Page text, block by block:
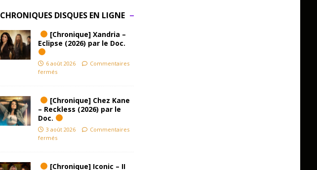
CHRONIQUES DISQUES EN LIGNE
[Chronique] Xandria –
Eclipse (2026) par le Doc.
6 août 2026
Commentaires
fermés
[Chronique] Chez Kane
– Reckless (2026) par le
Doc.
3 août 2026
Commentaires
fermés
[Chronique] Iconic – II